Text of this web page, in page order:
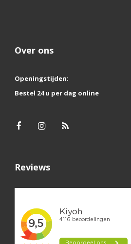
Over ons
Openingstijden:
Bestel 24 u per dag online
Reviews